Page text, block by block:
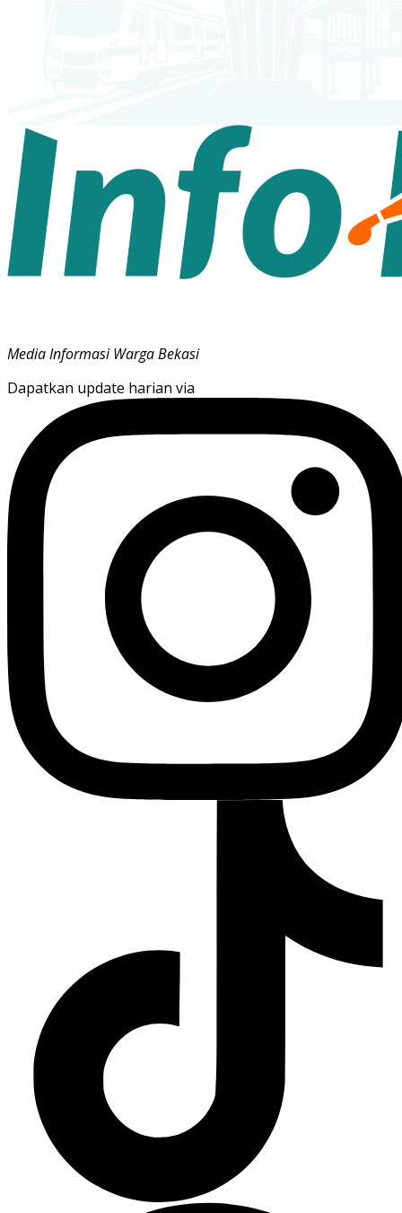
Media Informasi Warga Bekasi
Dapatkan update harian via